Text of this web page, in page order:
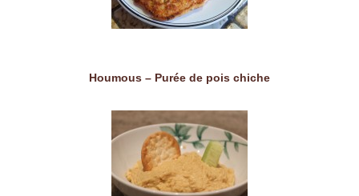
Houmous – Purée de pois chiche